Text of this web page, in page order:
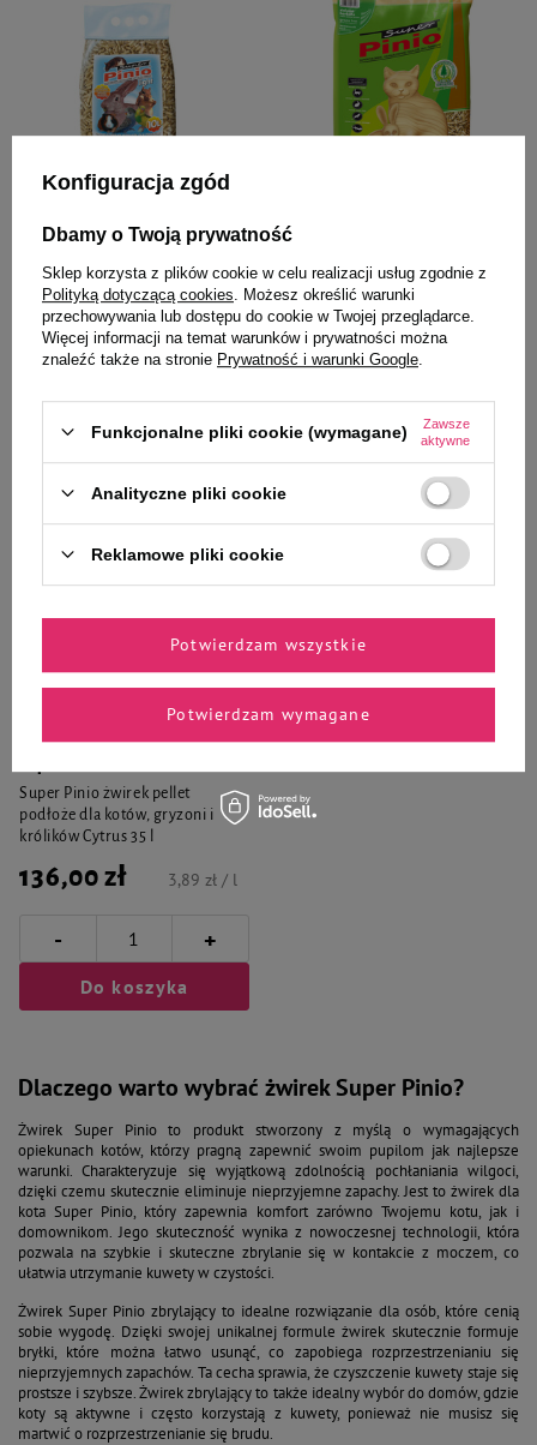
Super Pinio
drewniany dla zwierząt 10 l
38,99 zł 3,90 zł / l
- +
Do koszyka
Super Pinio
podłoże dla kotów, gryzoni i
królików Zielona Herbata 35 l
136,00 zł 3,89 zł / l
- +
Do koszyka
Super Pinio żwirek pellet
podłoże dla kotów, gryzoni i
królików Cytrus 35 l
136,00 zł 3,89 zł / l
- +
Do koszyka
Dlaczego warto wybrać żwirek Super Pinio?
Żwirek Super Pinio to produkt stworzony z myślą o wymagających
opiekunach kotów, którzy pragną zapewnić swoim pupilom jak najlepsze
warunki. Charakteryzuje się wyjątkową zdolnością pochłaniania wilgoci,
dzięki czemu skutecznie eliminuje nieprzyjemne zapachy. Jest to żwirek dla
kota Super Pinio, który zapewnia komfort zarówno Twojemu kotu, jak i
domownikom. Jego skuteczność wynika z nowoczesnej technologii, która
pozwala na szybkie i skuteczne zbrylanie się w kontakcie z moczem, co
ułatwia utrzymanie kuwety w czystości.
Żwirek Super Pinio zbrylający to idealne rozwiązanie dla osób, które cenią
sobie wygodę. Dzięki swojej unikalnej formule żwirek skutecznie formuje
bryłki, które można łatwo usunąć, co zapobiega rozprzestrzenianiu się
nieprzyjemnych zapachów. Ta cecha sprawia, że czyszczenie kuwety staje się
prostsze i szybsze. Żwirek zbrylający to także idealny wybór do domów, gdzie
koty są aktywne i często korzystają z kuwety, ponieważ nie musisz się
martwić o rozprzestrzenianie się brudu.
Konfiguracja zgód
Dbamy o Twoją prywatność
Sklep korzysta z plików cookie w celu realizacji usług zgodnie z
Polityką dotyczącą cookies . Możesz określić warunki
przechowywania lub dostępu do cookie w Twojej przeglądarce.
Więcej informacji na temat warunków i prywatności można
znaleźć także na stronie Prywatność i warunki Google
Funkcjonalne pliki cookie (wymagane)
Zawsze
aktywne
Analityczne pliki cookie
Reklamowe pliki cookie
Potwierdzam wymagane
Potwierdzam wszystkie